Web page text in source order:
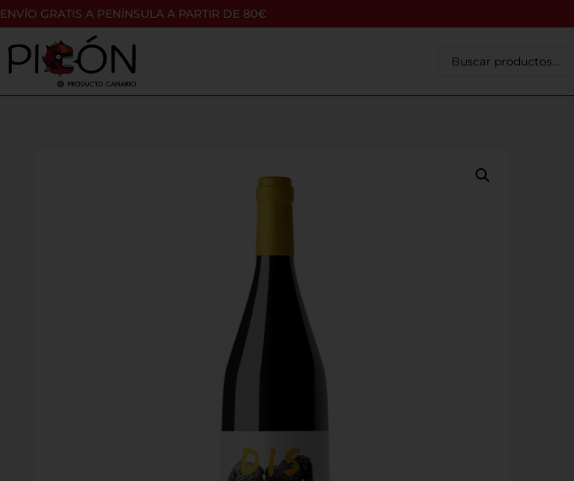
ENVÍO GRATIS A PENÍNSULA A PARTIR DE 80€